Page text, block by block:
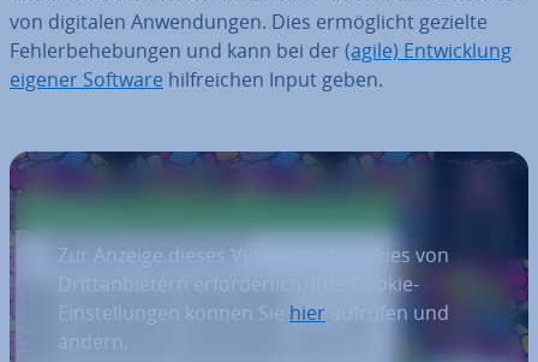
von digitalen An­wen­dun­gen. Dies er­mög­licht gezielte
Feh­ler­be­he­bun­gen und kann bei der (agile) Ent­wick­lung
eigener Software hilf­rei­chen Input geben.
Zur Anzeige dieses Videos sind Cookies von
Drittanbietern erforderlich. Ihre Cookie-
Einstellungen können Sie hier aufrufen und
ändern.